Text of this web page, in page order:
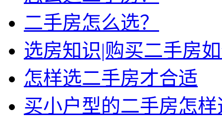
二手房怎么选？
选房知识|购买二手房
怎样选二手房才合适
买小户型的二手房怎样